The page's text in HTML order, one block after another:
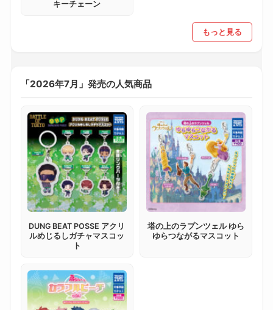
キーチェーン
もっと見る
「2026年7月」発売の人気商品
DUNG BEAT POSSE アクリ
ルめじるしガチャマスコッ
ト
塔の上のラプンツェル ゆら
ゆらつながるマスコット